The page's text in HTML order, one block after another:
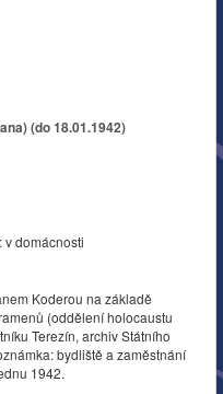
(do 18.01.1942)
v domácnosti
Koderou na základě
(oddělení holocaustu
Terezín, archiv Státního
bydliště a zaměstnání
1942.